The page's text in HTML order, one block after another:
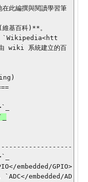
此編撰與閱讀學習筆
基百科)**。
`Wikipedia<htt
wiki 系統建立的百
embedded/GPIO>
embedded/AD